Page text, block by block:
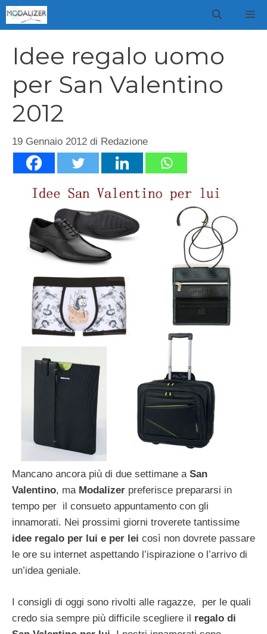
Vai
al
Idee regalo uomo
per San Valentino
2012
19 Gennaio 2012 di Redazione
Mancano ancora più di due settimane aSan
Valentino, ma Modalizer preferisce prepararsi in
tempo per il consueto appuntamento con gli
innamorati. Nei prossimi giorni troverete tantissime
idee regalo per lui e per lei così non dovrete passare
le ore su internet aspettando l’ispirazione o l’arrivo di
un’idea geniale.
I consigli di oggi sono rivolti alle ragazze, per le quali
credo sia sempre più difficile scegliere il regalo di